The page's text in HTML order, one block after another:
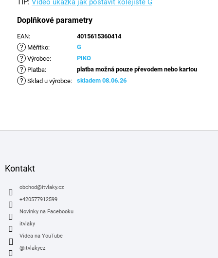
TIP: Video ukázka jak postavit kolejiště G
Doplňkové parametry
EAN: 4015615360414
? Měřítko: G
? Výrobce: PIKO
? Platba: platba možná pouze převodem nebo kartou
? Sklad u výrobce: skladem 08.06.26
Kontakt
obchod@itvlaky.cz
+420577912599
Novinky na Facebooku
itvlaky
Videa na YouTube
@itvlakycz